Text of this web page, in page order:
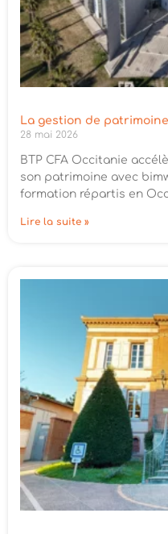
La gestion de
28 mai 2026
BTP CFA Occitanie
son patrimoine avec
formation répartis en
Lire la suite »